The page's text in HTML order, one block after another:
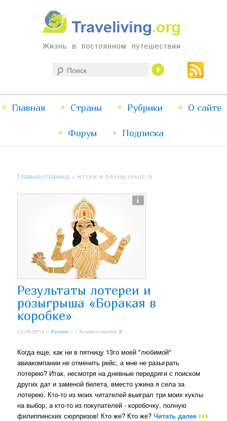
Traveliving
Жизнь в постоянном путешествии
меню
Перейти
к
Перейти
к
Главная Страны Рубрики О сайте
Форум Подписка
Главная страница » ИТОГИ И ПЛАНЫ (PAGE 3)
Результаты лотереи и
розыгрыша «Боракая в
коробке»
13.06.2014 //Разное » // Комментариев:8
Когда еще, как ни в пятницу 13го моей "любимой"
авиакомпании не отменить рейс, а мне не разыграть
лотерею? Итак, несмотря на дневные передряги с поиском
других дат и заменой билета, вместо ужина я села за
лотерею. Кто-то из моих читателей выиграл три моих куклы
на выбор, а кто-то из покупателей - коробочку, полную
филиппинских сюрпризов! Кто же? Кто же?Читать далее